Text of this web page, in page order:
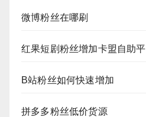
微博粉丝在哪刷
红果短剧粉丝增加卡盟自助
B站粉丝如何快速增加
拼多多粉丝低价货源